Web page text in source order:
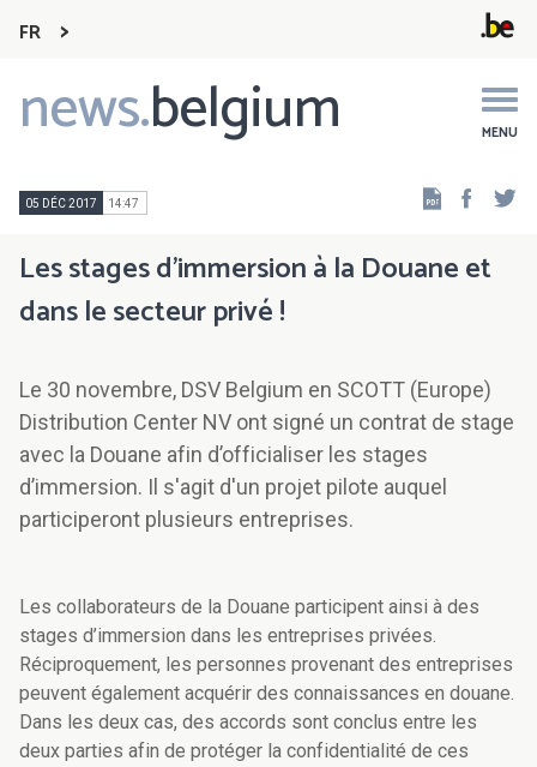
FR
news.belgium MENU
Main
navigation
05 DÉC 2017 14:47
Les stages d’immersion à la Douane et
dans le secteur privé !
Le 30 novembre, DSV Belgium en SCOTT (Europe)
Distribution Center NV ont signé un contrat de stage
avec la Douane afin d’officialiser les stages
d’immersion. Il s'agit d'un projet pilote auquel
participeront plusieurs entreprises.
Les collaborateurs de la Douane participent ainsi à des
stages d’immersion dans les entreprises privées.
Réciproquement, les personnes provenant des entreprises
peuvent également acquérir des connaissances en douane.
Dans les deux cas, des accords sont conclus entre les
deux parties afin de protéger la confidentialité de ces